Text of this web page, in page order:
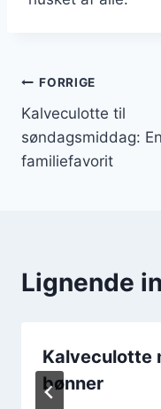
FORRIGE
Kalveculotte til
søndagsmiddag: En
familiefavorit
Lignende
Kalveculotte
bønner